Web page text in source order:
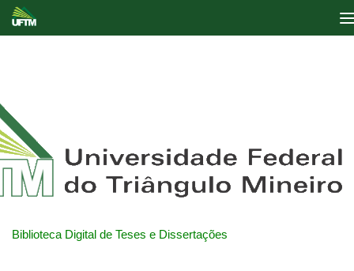
Biblioteca Digital de Teses e Dissertações